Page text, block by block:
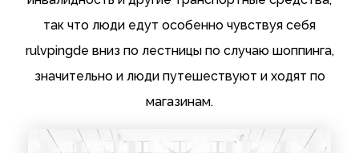
так что люди едут особенно чувствуя себя
rulvpingde вниз по лестницы по случаю шоппинга,
значительно и люди путешествуют и ходят по
магазинам.